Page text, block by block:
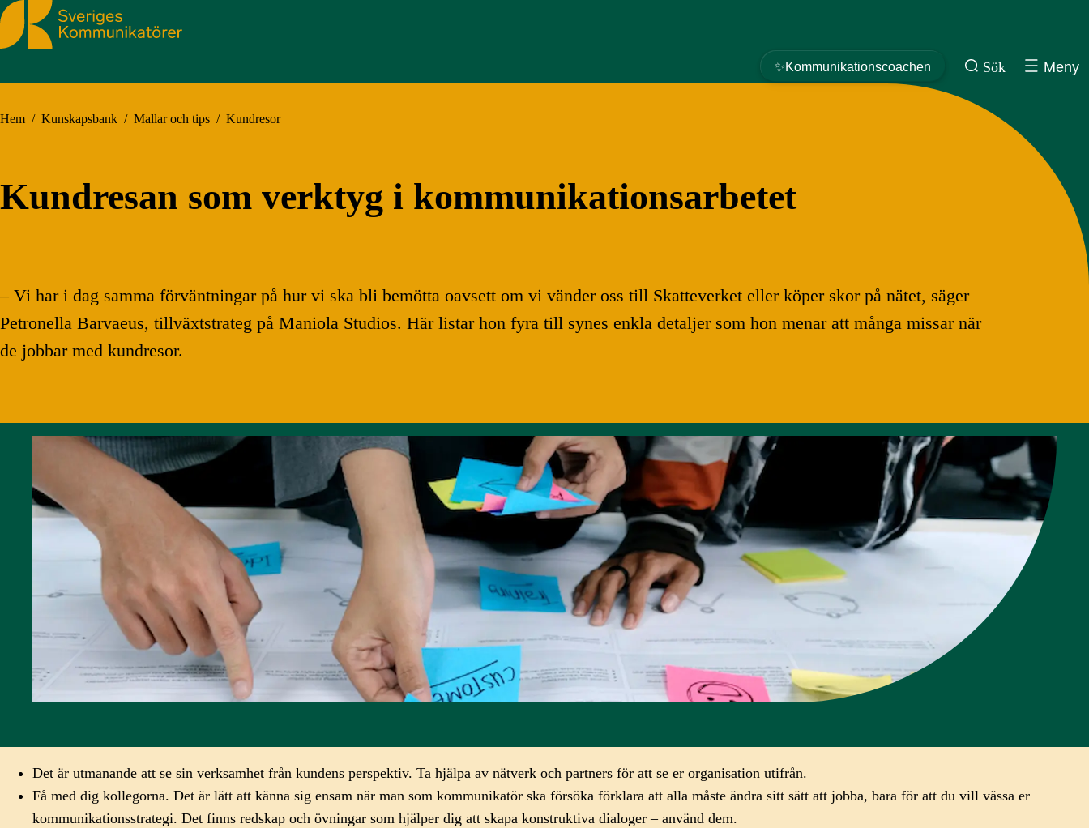
Sveriges Kommunikatörer
✨Kommunikationscoachen Sök Meny
Hem / Kunskapsbank / Mallar och tips / Kundresor
Kundresan som verktyg i kommunikationsarbetet
– Vi har i dag samma förväntningar på hur vi ska bli bemötta oavsett om vi vänder oss till Skatteverket eller köper skor på nätet, säger
Petronella Barvaeus, tillväxtstrateg på Maniola Studios. Här listar hon fyra till synes enkla detaljer som hon menar att många missar när
de jobbar med kundresor.
Det är utmanande att se sin verksamhet från kundens perspektiv. Ta hjälpa av nätverk och partners för att se er organisation utifrån.
Få med dig kollegorna. Det är lätt att känna sig ensam när man som kommunikatör ska försöka förklara att alla måste ändra sitt sätt att jobba, bara för att du vill vässa er
kommunikationsstrategi. Det finns redskap och övningar som hjälper dig att skapa konstruktiva dialoger – använd dem.